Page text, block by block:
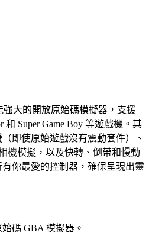
強大的開放原始碼模擬器，支援
和 Super Game Boy 等遊戲機。其
即使原始遊戲沒有震動套件）、
機模擬，以及快轉、倒帶和慢動
你最愛的控制器，確保呈現出靈
碼 GBA 模擬器。